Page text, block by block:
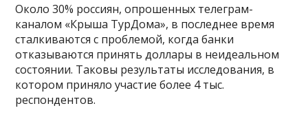
Около 30% россиян, опрошенных телеграм-
каналом «Крыша ТурДома», в последнее время
сталкиваются с проблемой, когда банки
отказываются принять доллары в неидеальном
состоянии. Таковы результаты исследования, в
котором приняло участие более 4 тыс.
респондентов.